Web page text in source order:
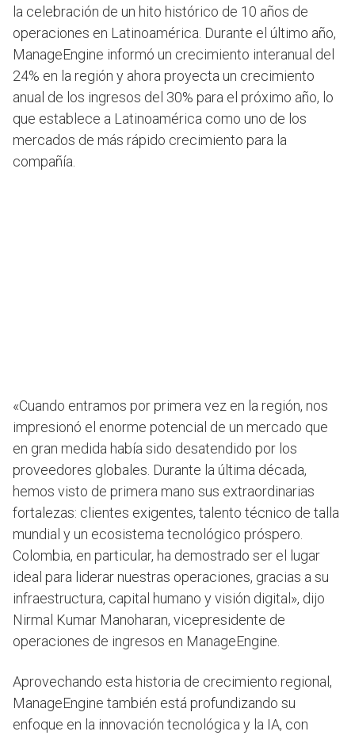
la celebración de un hito histórico de 10 años de
operaciones en Latinoamérica. Durante el último año,
ManageEngine informó un crecimiento interanual del
24% en la región y ahora proyecta un crecimiento
anual de los ingresos del 30% para el próximo año, lo
que establece a Latinoamérica como uno de los
mercados de más rápido crecimiento para la
compañía.
«Cuando entramos por primera vez en la región, nos
impresionó el enorme potencial de un mercado que
en gran medida había sido desatendido por los
proveedores globales. Durante la última década,
hemos visto de primera mano sus extraordinarias
fortalezas: clientes exigentes, talento técnico de talla
mundial y un ecosistema tecnológico próspero.
Colombia, en particular, ha demostrado ser el lugar
ideal para liderar nuestras operaciones, gracias a su
infraestructura, capital humano y visión digital», dijo
Nirmal Kumar Manoharan, vicepresidente de
operaciones de ingresos en ManageEngine.
Aprovechando esta historia de crecimiento regional,
ManageEngine también está profundizando su
enfoque en la innovación tecnológica y la IA, con